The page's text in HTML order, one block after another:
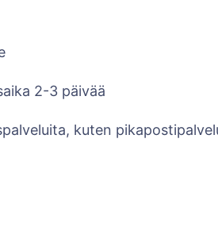
2-3 päivää
kuten